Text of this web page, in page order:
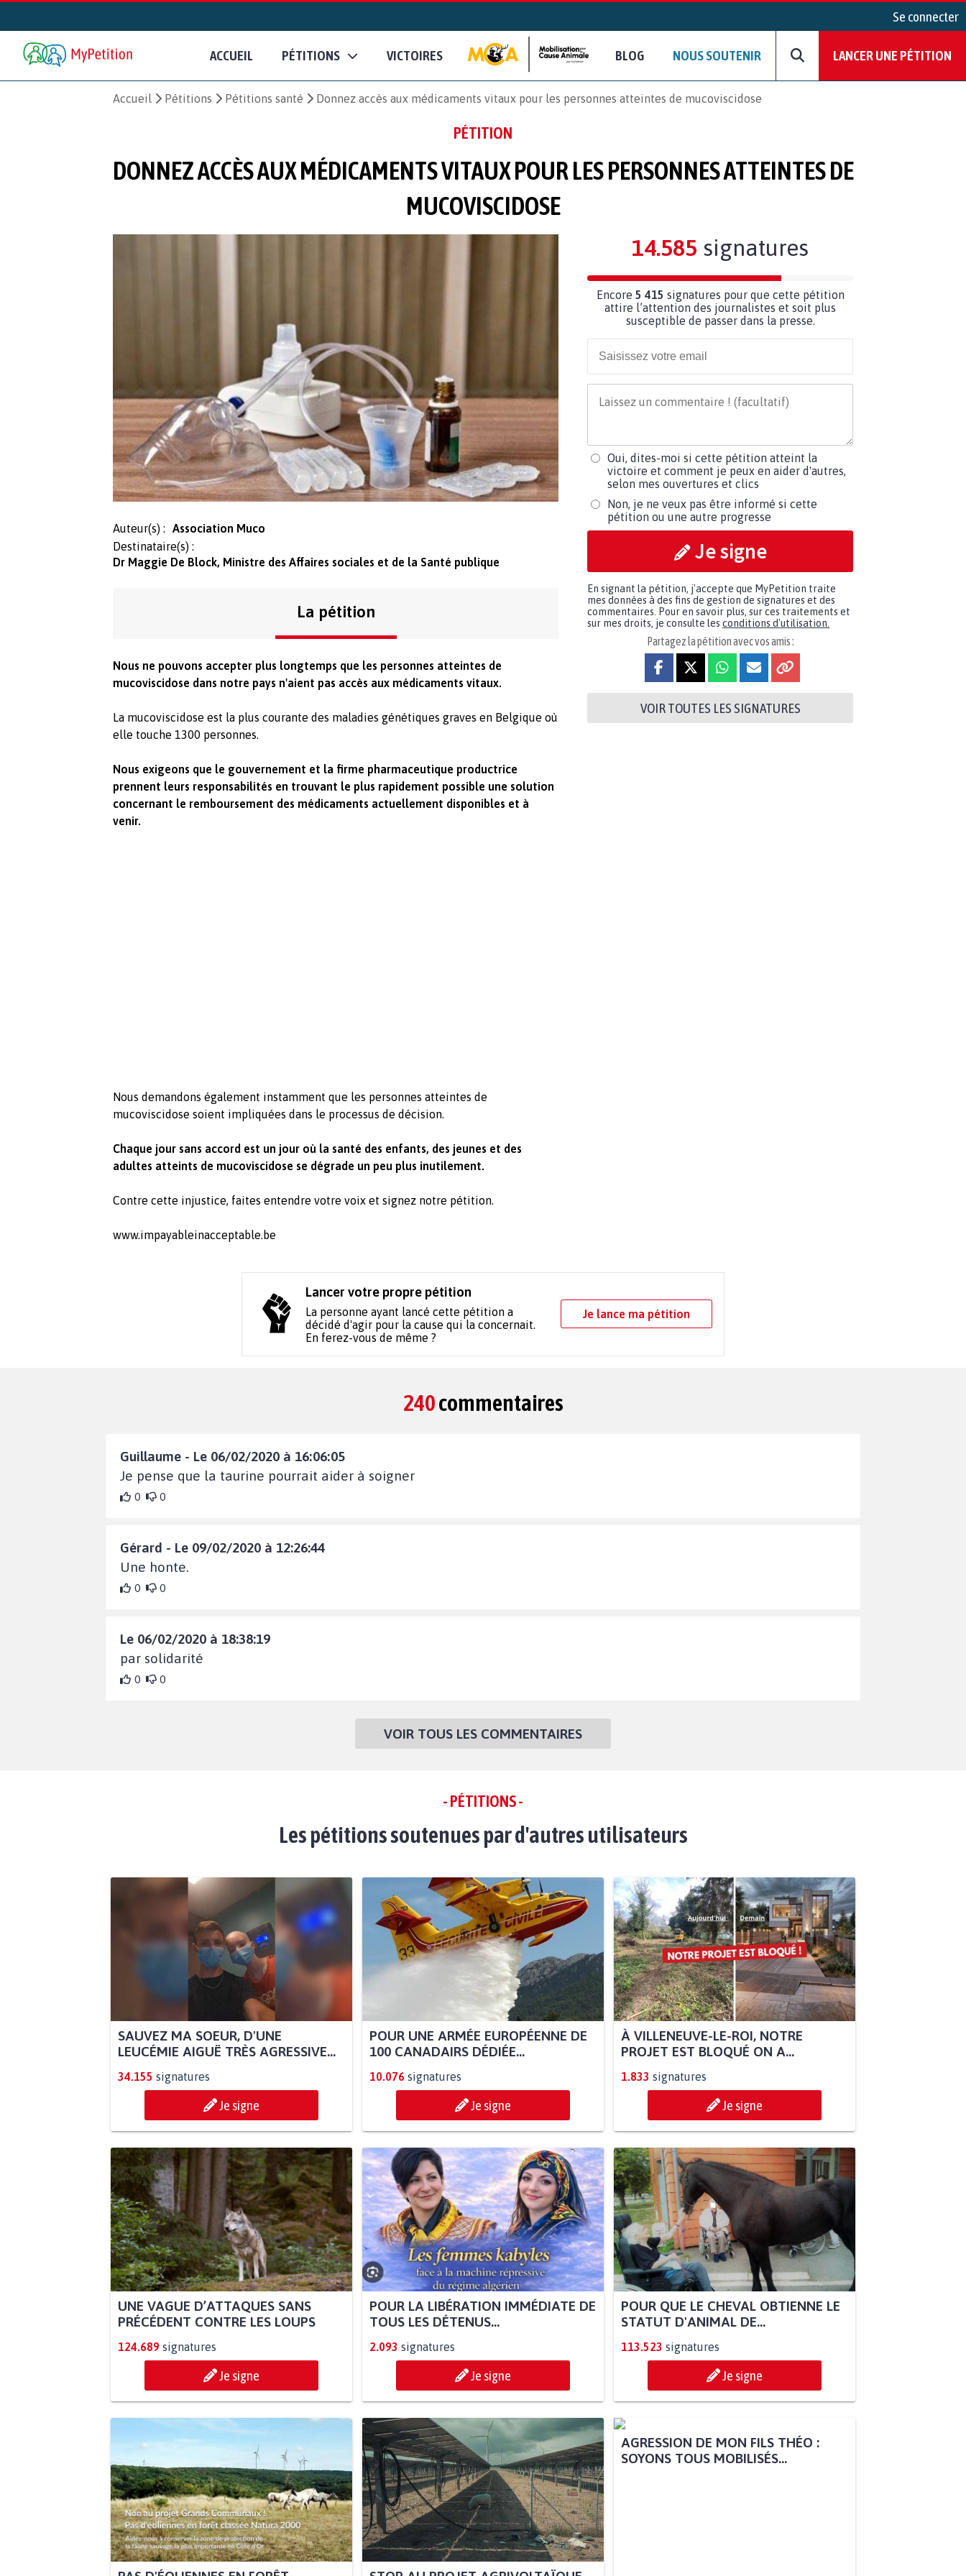
Se connecter
ACCUEIL PÉTITIONS VICTOIRES BLOG NOUS SOUTENIR LANCER UNE PÉTITION
Accueil Pétitions Pétitions santé Donnez accès aux médicaments vitaux pour les personnes atteintes de mucoviscidose
PÉTITION
DONNEZ ACCÈS AUX MÉDICAMENTS VITAUX POUR LES PERSONNES ATTEINTES DE
MUCOVISCIDOSE
Auteur(s) :
Association Muco
Destinataire(s) :
Dr Maggie De Block, Ministre des Affaires sociales et de la Santé publique
La pétition
Nous ne pouvons accepter plus longtemps que les personnes atteintes de
mucoviscidose dans notre pays n'aient pas accès aux médicaments vitaux.
La mucoviscidose est la plus courante des maladies génétiques graves en Belgique où
elle touche 1300 personnes.
Nous exigeons que le gouvernement et la firme pharmaceutique productrice
prennent leurs responsabilités en trouvant le plus rapidement possible une solution
concernant le remboursement des médicaments actuellement disponibles et à
venir.
Nous demandons également instamment que les personnes atteintes de
mucoviscidose soient impliquées dans le processus de décision.
Chaque jour sans accord est un jour où la santé des enfants, des jeunes et des
adultes atteints de mucoviscidose se dégrade un peu plus inutilement.
Contre cette injustice, faites entendre votre voix et signez notre pétition.
www.impayableinacceptable.be
14.585 signatures
Encore 5 415 signatures pour que cette pétition
attire l’attention des journalistes et soit plus
susceptible de passer dans la presse.
Oui, dites-moi si cette pétition atteint la
victoire et comment je peux en aider d'autres,
selon mes ouvertures et clics
Non, je ne veux pas être informé si cette
pétition ou une autre progresse
Je signe
En signant la pétition, j'accepte que MyPetition traite
mes données à des fins de gestion de signatures et des
commentaires. Pour en savoir plus, sur ces traitements et
sur mes droits, je consulte les conditions d'utilisation.
Partagez la pétition avec vos amis :
VOIR TOUTES LES SIGNATURES
Lancer votre propre pétition
La personne ayant lancé cette pétition a
décidé d'agir pour la cause qui la concernait.
En ferez-vous de même ?
Je lance ma pétition
240commentaires
Guillaume - Le 06/02/2020 à 16:06:05
Je pense que la taurine pourrait aider à soigner
0 0
Gérard - Le 09/02/2020 à 12:26:44
Une honte.
0 0
Le 06/02/2020 à 18:38:19
par solidarité
0 0
VOIR TOUS LES COMMENTAIRES
- PÉTITIONS -
Les pétitions soutenues par d'autres utilisateurs
SAUVEZ MA SOEUR, D'UNE
LEUCÉMIE AIGUË TRÈS AGRESSIVE...
34.155 signatures
Je signe
POUR UNE ARMÉE EUROPÉENNE DE
100 CANADAIRS DÉDIÉE...
10.076 signatures
Je signe
À VILLENEUVE-LE-ROI, NOTRE
PROJET EST BLOQUÉ ON A...
1.833 signatures
Je signe
UNE VAGUE D’ATTAQUES SANS
PRÉCÉDENT CONTRE LES LOUPS
124.689 signatures
Je signe
POUR LA LIBÉRATION IMMÉDIATE DE
TOUS LES DÉTENUS...
2.093 signatures
Je signe
POUR QUE LE CHEVAL OBTIENNE LE
STATUT D'ANIMAL DE...
113.523 signatures
Je signe